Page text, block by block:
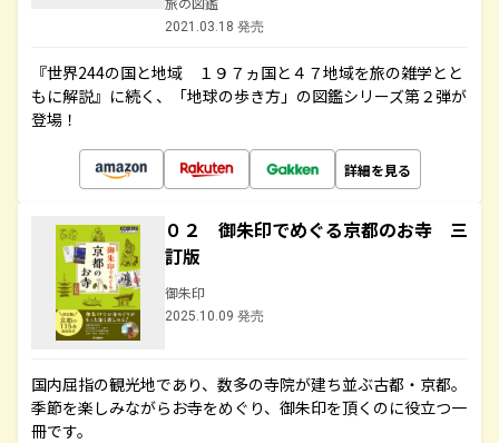
2021.03.18 発売
『世界244の国と地域 １９７ヵ国と４７地域を旅の雑学とと
もに解説』に続く、「地球の歩き方」の図鑑シリーズ第２弾が
登場！
詳細を見る
０２ 御朱印でめぐる京都のお寺 三
訂版
御朱印
2025.10.09 発売
国内屈指の観光地であり、数多の寺院が建ち並ぶ古都・京都。
季節を楽しみながらお寺をめぐり、御朱印を頂くのに役立つ一
冊です。